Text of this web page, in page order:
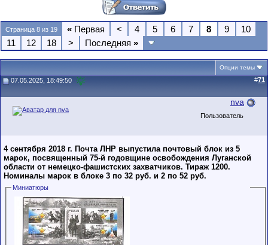
Страница 8 из 19 « Первая < 4 5 6 7 8 9
10
11
12 18 > Последняя »
Опции темы
07.05.2025, 18:49:50 #71
nva
Пользователь
4 сентября 2018 г. Почта ЛНР выпустила почтовый блок из 5
марок, посвященный 75-й годовщине освобождения Луганской
области от немецко-фашистских захватчиков. Тираж 1200.
Номиналы марок в блоке 3 по 32 руб. и 2 по 52 руб.
Миниатюры